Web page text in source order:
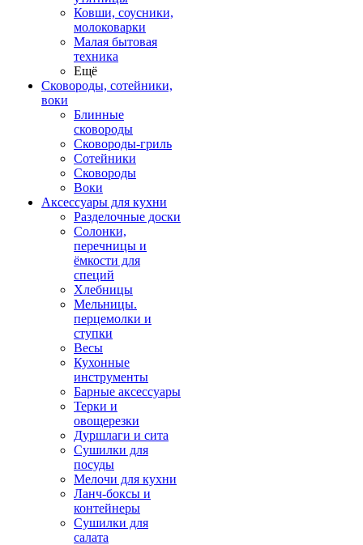
Ковши, соусники,
молоковарки
Малая бытовая
техника
Ещё
Сковороды, сотейники,
воки
Блинные
сковороды
Сковороды-гриль
Сотейники
Сковороды
Воки
Аксессуары для кухни
Разделочные доски
Солонки,
перечницы и
ёмкости для
специй
Хлебницы
Мельницы.
перцемолки и
ступки
Весы
Кухонные
инструменты
Барные аксессуары
Терки и
овощерезки
Дуршлаги и сита
Сушилки для
посуды
Мелочи для кухни
Ланч-боксы и
контейнеры
Сушилки для
салата